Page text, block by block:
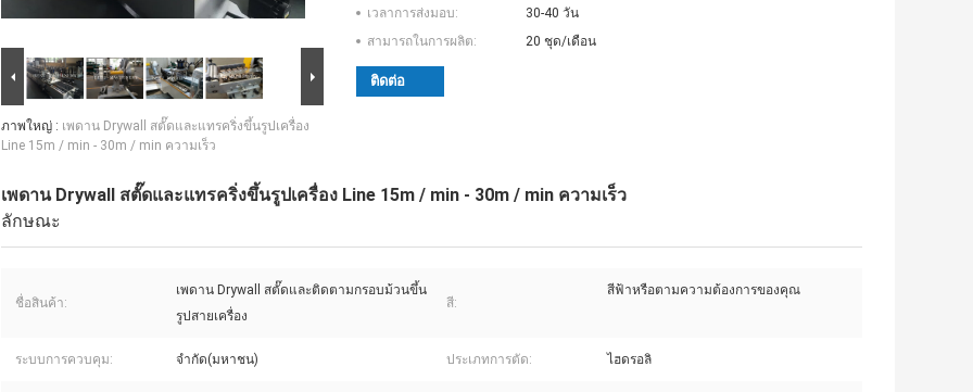
ภาพใหญ่ : เพดาน Drywall สตั๊ดและแทรคริ่งขึ้นรูปเครื่อง
Line 15m / min - 30m / min ความเร็ว
เวลาการส่งมอบ:
30-40 วัน
สามารถในการผลิต:
20 ชุด/เดือน
ติดต่อ
เพดาน Drywall สตั๊ดและแทรคริ่งขึ้นรูปเครื่อง Line 15m / min - 30m / min ความเร็ว
ลักษณะ
ชื่อสินค้า:
เพดาน Drywall สตั๊ดและติดตามกรอบม้วนขึ้น
รูปสายเครื่อง
สี:
สีฟ้าหรือตามความต้องการของคุณ
ระบบการควบคุม: จำกัด(มหาชน) ประเภทการตัด: ไฮดรอลิ